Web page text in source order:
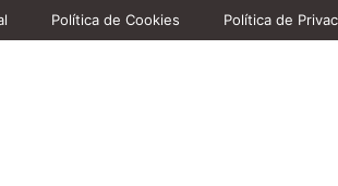
Política de Cookies Política de